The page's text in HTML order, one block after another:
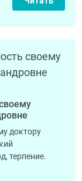
доктору
терпение.